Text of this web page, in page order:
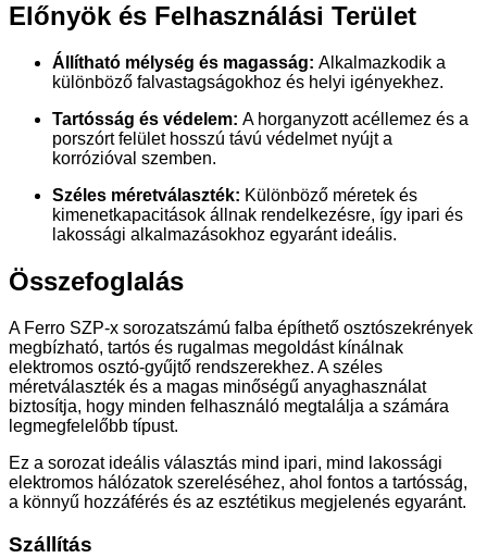
Előnyök és Felhasználási Terület
Állítható mélység és magasság: Alkalmazkodik a
különböző falvastagságokhoz és helyi igényekhez.
Tartósság és védelem: A horganyzott acéllemez és a
porszórt felület hosszú távú védelmet nyújt a
korrózióval szemben.
Széles méretválaszték: Különböző méretek és
kimenetkapacitások állnak rendelkezésre, így ipari és
lakossági alkalmazásokhoz egyaránt ideális.
Összefoglalás
A Ferro SZP-x sorozatszámú falba építhető osztószekrények
megbízható, tartós és rugalmas megoldást kínálnak
elektromos osztó-gyűjtő rendszerekhez. A széles
méretválaszték és a magas minőségű anyaghasználat
biztosítja, hogy minden felhasználó megtalálja a számára
legmegfelelőbb típust.
Ez a sorozat ideális választás mind ipari, mind lakossági
elektromos hálózatok szereléséhez, ahol fontos a tartósság,
a könnyű hozzáférés és az esztétikus megjelenés egyaránt.
Szállítás